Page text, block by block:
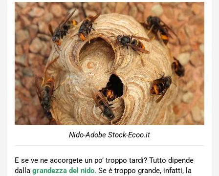
Nido-Adobe Stock-Ecoo.it
E se ve ne accorgete un po’ troppo tardi? Tutto dipende
dalla grandezza del nido. Se è troppo grande, infatti, la